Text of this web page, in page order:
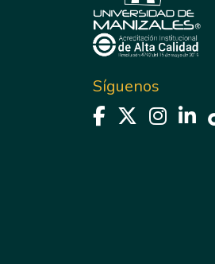
Síguenos